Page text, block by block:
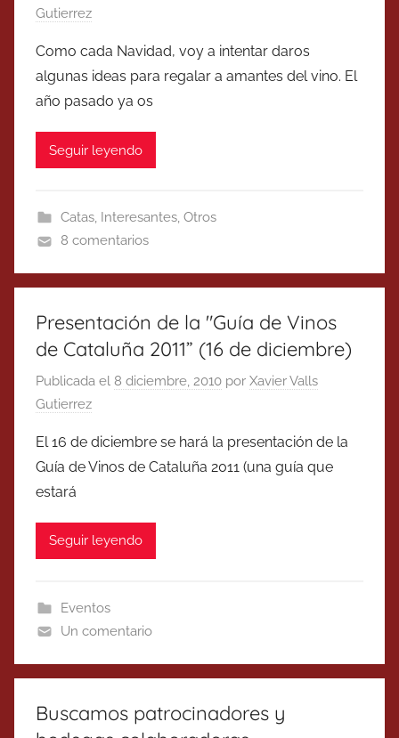
Gutierrez
Como cada Navidad, voy a intentar daros
algunas ideas para regalar a amantes del vino. El
año pasado ya os
Seguir leyendo
Catas, Interesantes, Otros
8 comentarios
Presentación de la "Guía de Vinos
de Cataluña 2011” (16 de diciembre)
Publicada el 8 diciembre, 2010 por Xavier Valls
Gutierrez
El 16 de diciembre se hará la presentación de la
Guía de Vinos de Cataluña 2011 (una guía que
estará
Seguir leyendo
Eventos
Un comentario
Buscamos patrocinadores y